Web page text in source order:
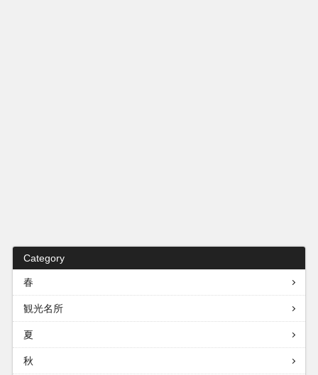
Category
春
観光名所
夏
秋